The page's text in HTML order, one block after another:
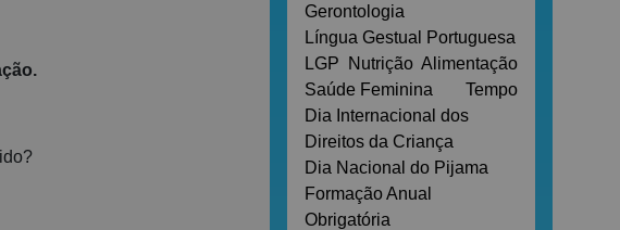
Gerontologia
Língua Gestual Portuguesa
LGP
Nutrição Alimentação
Saúde Feminina
Tempo
Dia Internacional dos
Direitos da Criança
Dia Nacional do Pijama
Formação Anual
Obrigatória